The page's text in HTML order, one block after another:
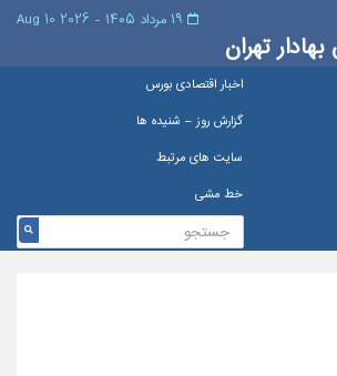
تهران
اخبار اقتصادی بورس
گزارش روز – شنيده ها
سایت های مرتبط
خط مشی